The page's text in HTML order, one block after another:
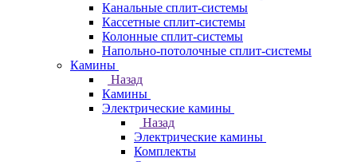
Канальные сплит-системы
Кассетные сплит-системы
Колонные сплит-системы
Напольно-потолочные сплит-системы
Камины
Назад
Камины
Электрические камины
Назад
Электрические камины
Комплекты